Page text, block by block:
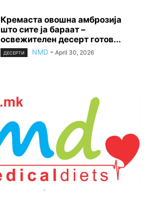
Кремаста овошна амброзија
што сите ја бараат –
освежителен десерт готов...
ДЕСЕРТИ NMD - April 30, 2026